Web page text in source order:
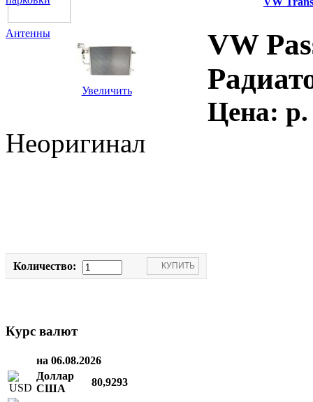
Антенны
Увеличить
VW
Цена:p.
Неоригинал
Количество:
Курс валют
на 06.08.2026
Доллар
США
80,9293